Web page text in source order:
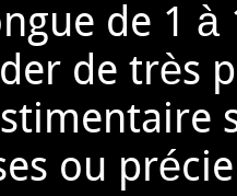
de 1 à
de très
ou